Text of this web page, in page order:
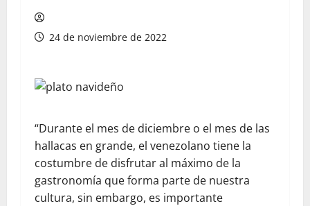
24 de noviembre de 2022
“Durante el mes de diciembre o el mes de las
hallacas en grande, el venezolano tiene la
costumbre de disfrutar al máximo de la
gastronomía que forma parte de nuestra
cultura, sin embargo, es importante